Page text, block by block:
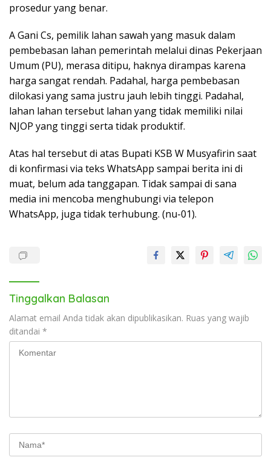
prosedur yang benar.
A Gani Cs, pemilik lahan sawah yang masuk dalam
pembebasan lahan pemerintah melalui dinas Pekerjaan
Umum (PU), merasa ditipu, haknya dirampas karena
harga sangat rendah. Padahal, harga pembebasan
dilokasi yang sama justru jauh lebih tinggi. Padahal,
lahan lahan tersebut lahan yang tidak memiliki nilai
NJOP yang tinggi serta tidak produktif.
Atas hal tersebut di atas Bupati KSB W Musyafirin saat
di konfirmasi via teks WhatsApp sampai berita ini di
muat, belum ada tanggapan. Tidak sampai di sana
media ini mencoba menghubungi via telepon
WhatsApp, juga tidak terhubung. (nu-01).
Tinggalkan Balasan
Alamat email Anda tidak akan dipublikasikan. Ruas yang wajib
ditandai *